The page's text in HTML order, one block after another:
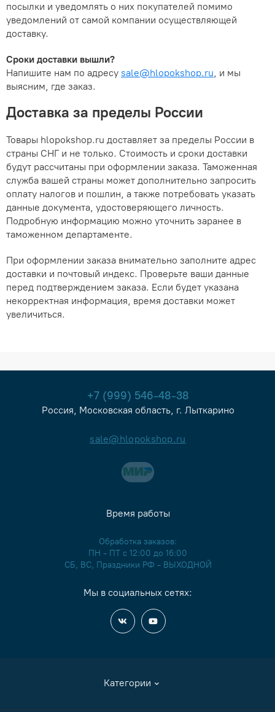
посылки и уведомлять о них покупателей помимо
уведомлений от самой компании осуществляющей
доставку.
Сроки доставки вышли?
Напишите нам по адресу sale@hlopokshop.ru, и мы
выясним, где заказ.
Доставка за пределы России
Товары hlopokshop.ru доставляет за пределы России в
страны СНГ и не только. Стоимость и сроки доставки
будут рассчитаны при оформлении заказа. Таможенная
служба вашей страны может дополнительно запросить
оплату налогов и пошлин, а также потребовать указать
данные документа, удостоверяющего личность.
Подробную информацию можно уточнить заранее в
таможенном департаменте.
При оформлении заказа внимательно заполните адрес
доставки и почтовый индекс. Проверьте ваши данные
перед подтверждением заказа. Если будет указана
некорректная информация, время доставки может
увеличиться.
+7 (999) 546-48-38
Россия, Московская область, г. Лыткарино
sale@hlopokshop.ru
Категории
Время работы
Обработка заказов:
ПН - ПТ с 12:00 до 16:00
СБ, ВС, Праздники РФ - ВЫХОДНОЙ
Мы в социальных сетях: